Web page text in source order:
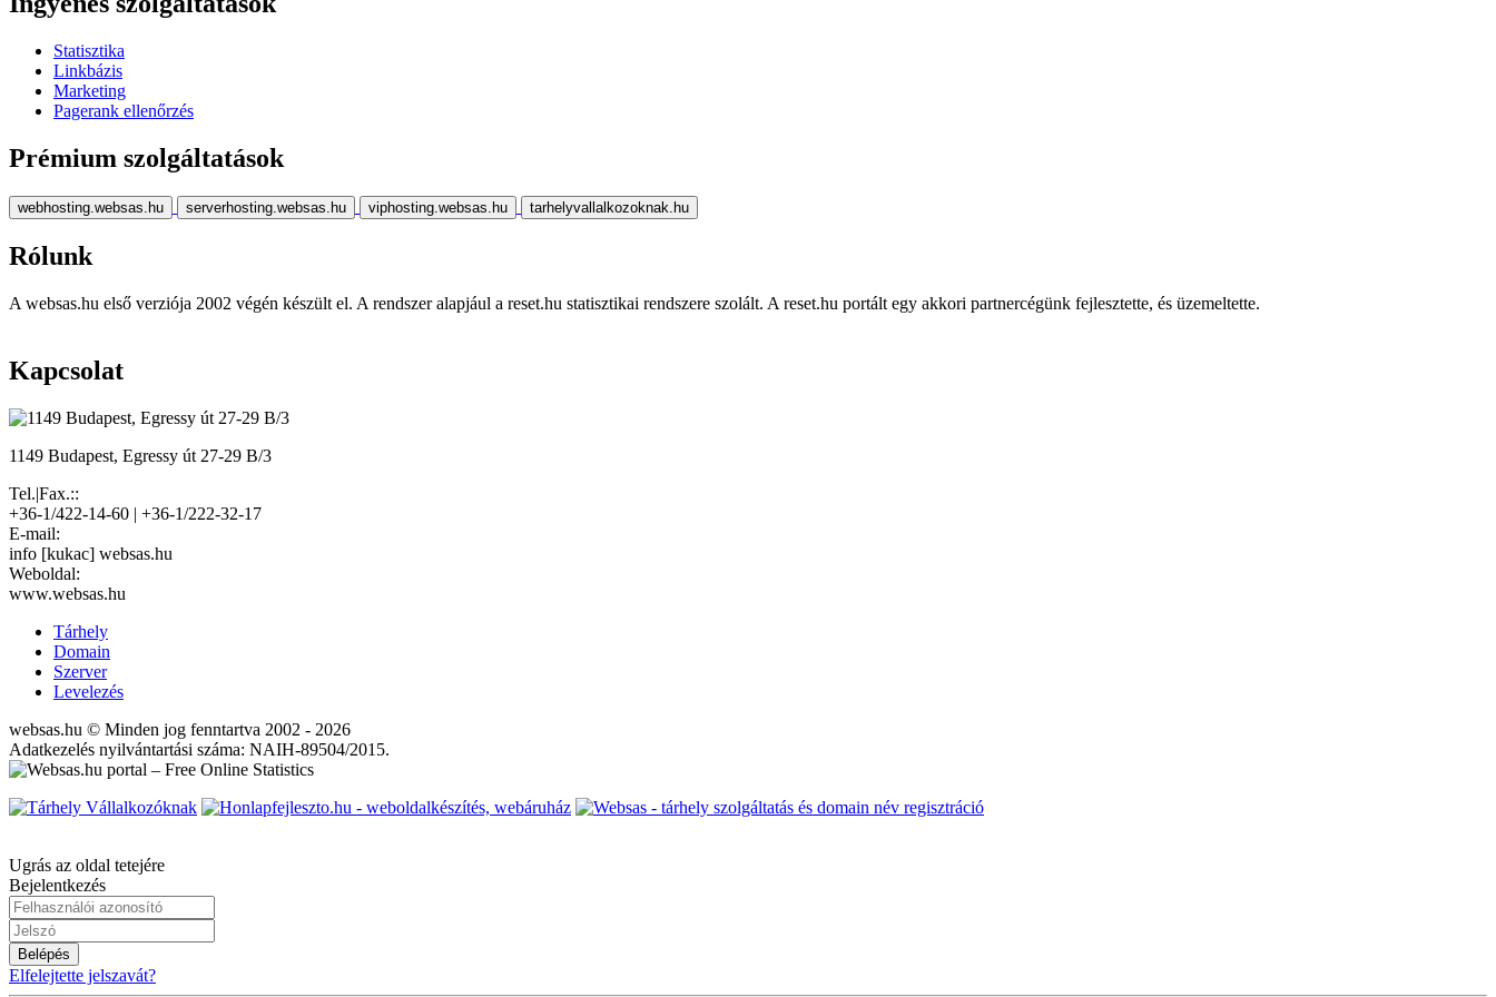
Statisztika
Linkbázis
Marketing
Pagerank ellenőrzés
Prémium szolgáltatások
webhosting.websas.hu serverhosting.websas.hu viphosting.websas.hu tarhelyvallalkozoknak.hu
Rólunk
A websas.hu első verziója 2002 végén készült el. A rendszer alapjául a reset.hu statisztikai rendszere szolált. A reset.hu portált egy akkori partnercégünk fejlesztette, és üzemeltette.
Kapcsolat
1149 Budapest, Egressy út 27-29 B/3
Tel.|Fax.::
+36-1/422-14-60 | +36-1/222-32-17
E-mail:
info [kukac] websas.hu
Weboldal:
www.websas.hu
Tárhely
Domain
Szerver
Levelezés
websas.hu © Minden jog fenntartva 2002 - 2026
Adatkezelés nyilvántartási száma: NAIH-89504/2015.
Ugrás az oldal tetejére
Bejelentkezés
Belépés
Elfelejtette jelszavát?